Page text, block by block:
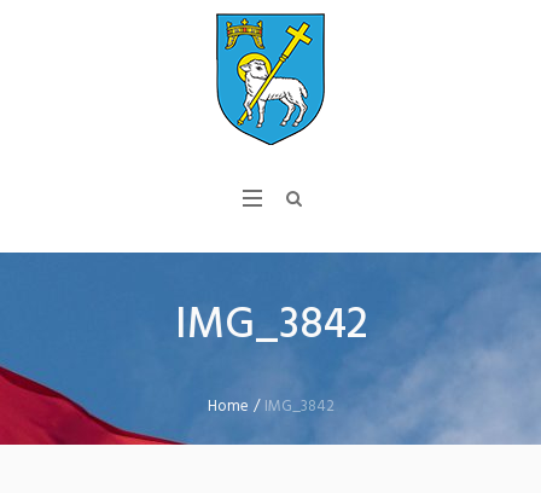
IMG_3842
Home /IMG_3842